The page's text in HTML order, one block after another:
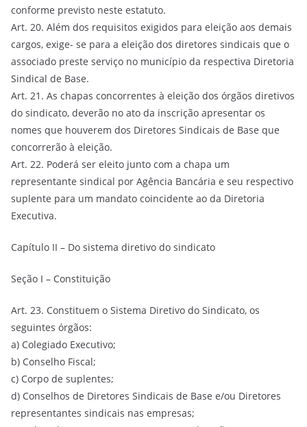
conforme previsto neste estatuto.
Art. 20. Além dos requisitos exigidos para eleição aos demais
cargos, exige- se para a eleição dos diretores sindicais que o
associado preste serviço no município da respectiva Diretoria
Sindical de Base.
Art. 21. As chapas concorrentes à eleição dos órgãos diretivos
do sindicato, deverão no ato da inscrição apresentar os
nomes que houverem dos Diretores Sindicais de Base que
concorrerão à eleição.
Art. 22. Poderá ser eleito junto com a chapa um
representante sindical por Agência Bancária e seu respectivo
suplente para um mandato coincidente ao da Diretoria
Executiva.
Capítulo II – Do sistema diretivo do sindicato
Seção I – Constituição
Art. 23. Constituem o Sistema Diretivo do Sindicato, os
seguintes órgãos:
a) Colegiado Executivo;
b) Conselho Fiscal;
c) Corpo de suplentes;
d) Conselhos de Diretores Sindicais de Base e/ou Diretores
representantes sindicais nas empresas;